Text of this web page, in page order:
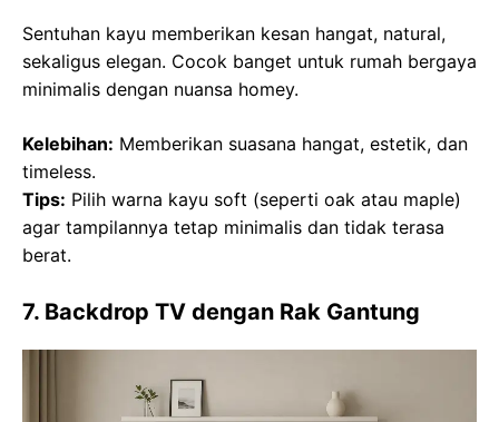
Sentuhan kayu memberikan kesan hangat, natural,
sekaligus elegan. Cocok banget untuk rumah bergaya
minimalis dengan nuansa homey.
Kelebihan: Memberikan suasana hangat, estetik, dan
timeless.
Tips: Pilih warna kayu soft (seperti oak atau maple)
agar tampilannya tetap minimalis dan tidak terasa
berat.
7. Backdrop TV dengan Rak Gantung